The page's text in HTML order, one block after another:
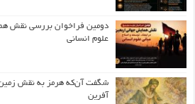
دومین فراخوان بررسی نقش
علوم انسانی
شگفت آن‌که هرمز به نقش زمین
آفرین